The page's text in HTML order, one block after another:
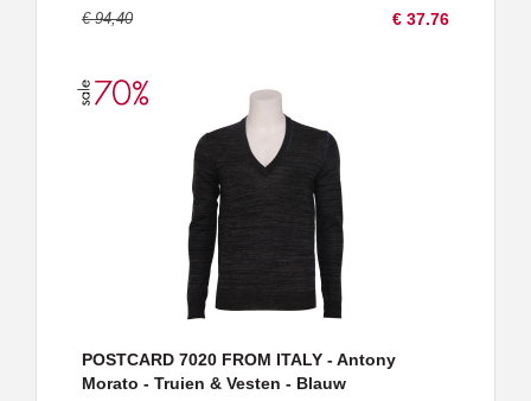
€ 94,40 € 37.76
POSTCARD 7020 FROM ITALY - Antony
Morato - Truien & Vesten - Blauw